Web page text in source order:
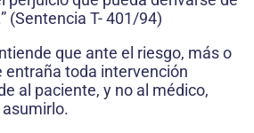
(Sentencia T- 401/94)
que ante el riesgo, más o
entraña toda intervención
al paciente, y no al médico,